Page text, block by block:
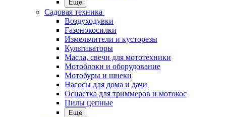
Еще
Садовая техника
Воздуходувки
Газонокосилки
Измельчители и кусторезы
Культиваторы
Масла, свечи для мототехники
Мотоблоки и оборудование
Мотобуры и шнеки
Насосы для дома и дачи
Оснастка для триммеров и мотокос
Пилы цепные
Еще